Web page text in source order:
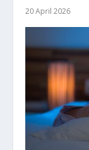
20 April 2026